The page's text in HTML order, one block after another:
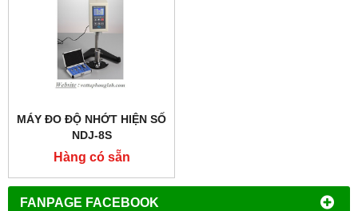
FANPAGE FACEBOOK
MÁY ĐO ĐỘ NHỚT HIỆN SỐ
NDJ-8S
Hàng có sẵn